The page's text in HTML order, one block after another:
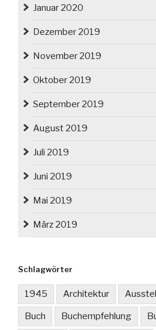
Januar 2020
Dezember 2019
November 2019
Oktober 2019
September 2019
August 2019
Juli 2019
Juni 2019
Mai 2019
März 2019
Schlagwörter
1945 Architektur
Buch Buchempfehlung